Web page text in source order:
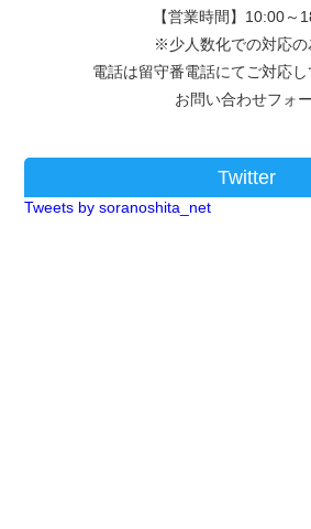
【営業時間】10:00～
※少人数化での対応の
電話は留守番電話にてご対応し
お問い合わせフォ
Twitter
Tweets by soranoshita_net